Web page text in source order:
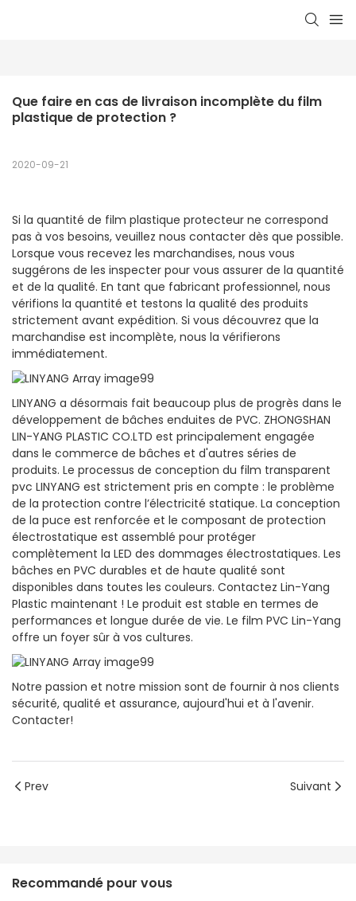
Que faire en cas de livraison incomplète du film
plastique de protection ?
2020-09-21
Si la quantité de film plastique protecteur ne correspond
pas à vos besoins, veuillez nous contacter dès que possible.
Lorsque vous recevez les marchandises, nous vous
suggérons de les inspecter pour vous assurer de la quantité
et de la qualité. En tant que fabricant professionnel, nous
vérifions la quantité et testons la qualité des produits
strictement avant expédition. Si vous découvrez que la
marchandise est incomplète, nous la vérifierons
immédiatement.
LINYANG a désormais fait beaucoup plus de progrès dans le
développement de bâches enduites de PVC. ZHONGSHAN
LIN-YANG PLASTIC CO.LTD est principalement engagée
dans le commerce de bâches et d'autres séries de
produits. Le processus de conception du film transparent
pvc LINYANG est strictement pris en compte : le problème
de la protection contre l’électricité statique. La conception
de la puce est renforcée et le composant de protection
électrostatique est assemblé pour protéger
complètement la LED des dommages électrostatiques. Les
bâches en PVC durables et de haute qualité sont
disponibles dans toutes les couleurs. Contactez Lin-Yang
Plastic maintenant ! Le produit est stable en termes de
performances et longue durée de vie. Le film PVC Lin-Yang
offre un foyer sûr à vos cultures.
Notre passion et notre mission sont de fournir à nos clients
sécurité, qualité et assurance, aujourd'hui et à l'avenir.
Contacter!
Prev Suivant
Recommandé pour vous